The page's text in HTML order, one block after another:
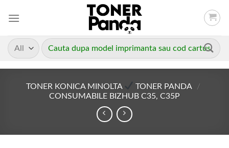
Caută
după:
TONER KONICA MINOLTA TONER PANDA
/
CONSUMABILE BIZHUB C35, C35P